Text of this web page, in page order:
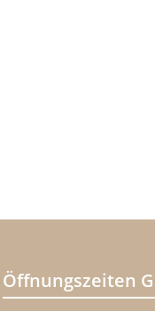
Öffnungszeiten